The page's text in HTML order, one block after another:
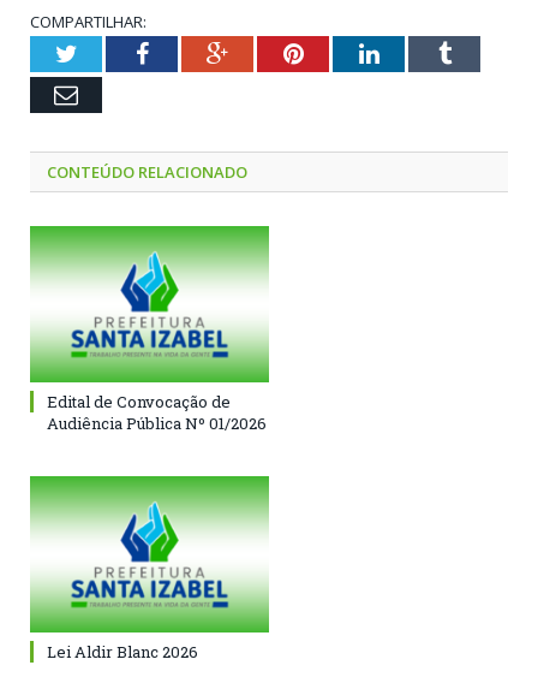
COMPARTILHAR:
TwitterFacebookGoogle+PinterestLinkedInTumblr
Email
CONTEÚDO RELACIONADO
Edital de Convocação de
Audiência Pública Nº 01/2026
Lei Aldir Blanc 2026